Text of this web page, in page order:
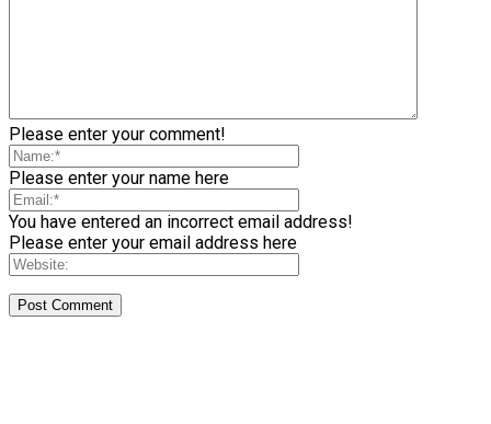
Please enter your comment!
Please enter your name here
You have entered an incorrect email address!
Please enter your email address here